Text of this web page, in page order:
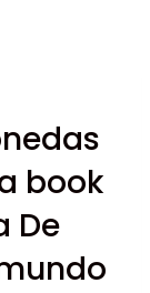
book
De